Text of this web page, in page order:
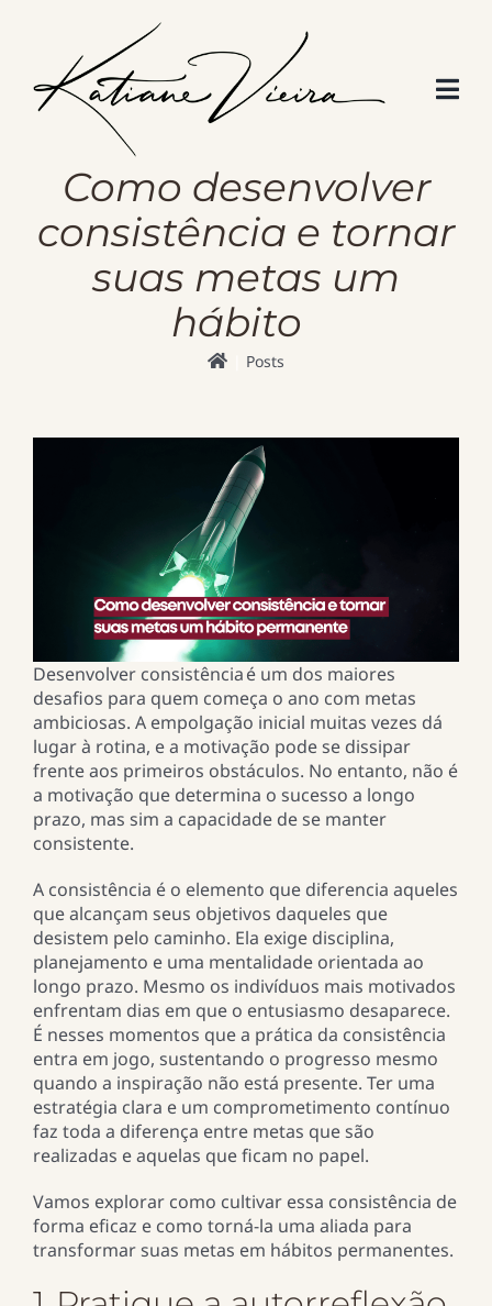
Como desenvolver
consistência e tornar
suas metas um
hábito
Posts
Desenvolver consistência é um dos maiores
desafios para quem começa o ano com metas
ambiciosas. A empolgação inicial muitas vezes dá
lugar à rotina, e a motivação pode se dissipar
frente aos primeiros obstáculos. No entanto, não é
a motivação que determina o sucesso a longo
prazo, mas sim a capacidade de se manter
consistente.
A consistência é o elemento que diferencia aqueles
que alcançam seus objetivos daqueles que
desistem pelo caminho. Ela exige disciplina,
planejamento e uma mentalidade orientada ao
longo prazo. Mesmo os indivíduos mais motivados
enfrentam dias em que o entusiasmo desaparece.
É nesses momentos que a prática da consistência
entra em jogo, sustentando o progresso mesmo
quando a inspiração não está presente. Ter uma
estratégia clara e um comprometimento contínuo
faz toda a diferença entre metas que são
realizadas e aquelas que ficam no papel.
Vamos explorar como cultivar essa consistência de
forma eficaz e como torná-la uma aliada para
transformar suas metas em hábitos permanentes.